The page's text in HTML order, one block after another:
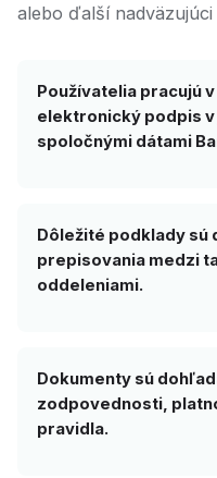
alebo ďalší nadväzujúci
Používatelia pracujú
elektronický podpis
spoločnými dátami
Dôležité podklady sú
prepisovania medzi
oddeleniami.
Dokumenty sú
zodpovednosti,
pravidla.